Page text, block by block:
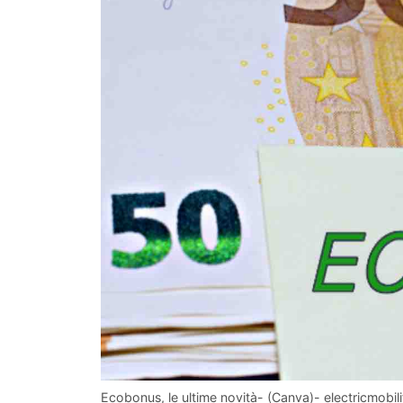
Ecobonus, le ultime novità- (Canva)-